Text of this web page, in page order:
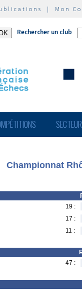
| Mon
Rechercher un club
Championnat
19 :
17 :
11 :
47 :